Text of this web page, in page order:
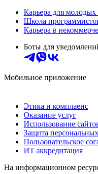
Карьера для молодых
Школа
Карьера в
Боты для
Мобильное приложение
Этика и комплаенс
Оказание услуг
Использование
Защита
Пользовательское
ИТ аккредитация
На информационном